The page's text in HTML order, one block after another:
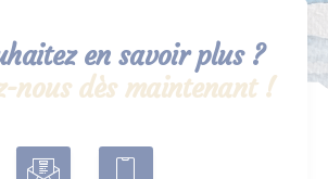
en savoir plus ?
nous dès maintenant !